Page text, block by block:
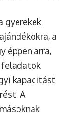
gyerekek
a
éppen arra,
feladatok
kapacitást
A